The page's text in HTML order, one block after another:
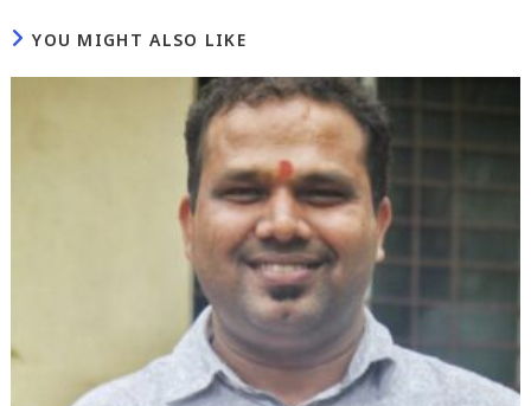
YOU MIGHT ALSO LIKE